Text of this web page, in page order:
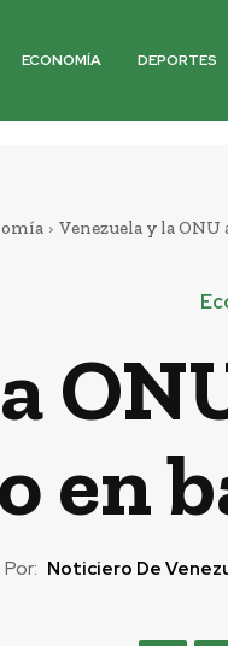
ECONOMÍA DEPORTES
Venezuela y la
en
Por: Noticiero De